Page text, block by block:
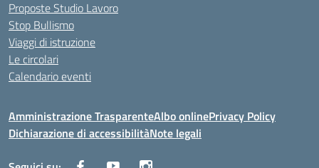
Proposte Studio Lavoro
Stop Bullismo
Viaggi di istruzione
Le circolari
Calendario eventi
Amministrazione TrasparenteAlbo onlinePrivacy Policy
Dichiarazione di accessibilitàNote legali